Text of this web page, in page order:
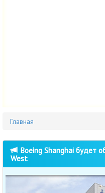
Главная
Boeing Shanghai будет
West